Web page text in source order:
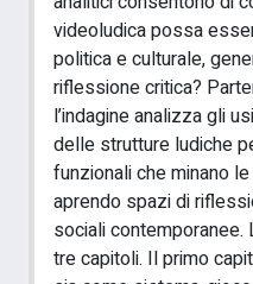
videoludica possa
politica e culturale,
riflessione critica?
l’indagine analizza gli
delle strutture ludiche
funzionali che minano
aprendo spazi di
sociali contemporanee.
tre capitoli. Il primo